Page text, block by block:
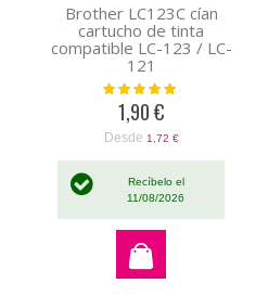
Brother LC123C cían
cartucho de tinta
compatible LC-123 / LC-
121
Valoración:
1,90 €
Desde 1,72 €
Recíbelo el
11/08/2026